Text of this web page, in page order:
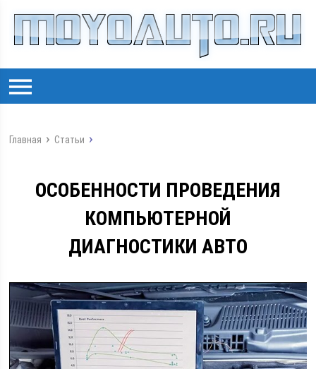
Главная Статьи
ОСОБЕННОСТИ ПРОВЕДЕНИЯ
КОМПЬЮТЕРНОЙ
ДИАГНОСТИКИ АВТО